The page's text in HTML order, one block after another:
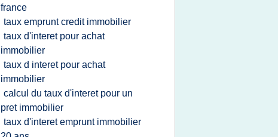
france
taux emprunt credit immobilier
taux d'interet pour achat
immobilier
taux d interet pour achat
immobilier
calcul du taux d'interet pour un
pret immobilier
taux d'interet emprunt immobilier